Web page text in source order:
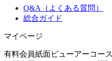
Q&A（よくある質問）
総合ガイド
マイページ
有料会員紙面ビューアーコー